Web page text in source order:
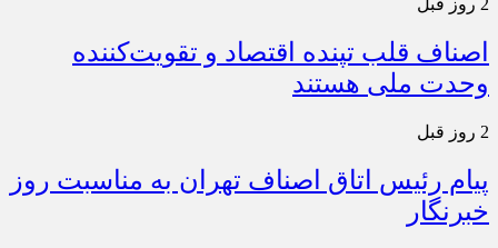
2 روز قبل
اصناف قلب تپنده اقتصاد و تقویت‌کننده
وحدت ملی هستند
2 روز قبل
پیام رئیس اتاق اصناف تهران به مناسبت روز
خبرنگار